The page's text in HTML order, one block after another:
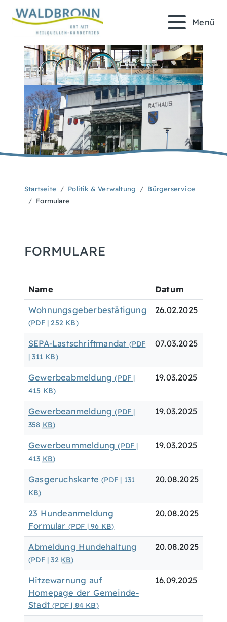
Menü
Startseite Politik & Verwaltung
Bürgerservice
Formulare
FORMULARE
Name Datum
Wohnungsgeberbestätigung
(PDF | 252 KB)
26.02.2025
SEPA-Lastschriftmandat (PDF
| 311 KB)
07.03.2025
Gewerbeabmeldung(PDF |
415 KB)
19.03.2025
Gewerbeanmeldung(PDF |
358 KB)
19.03.2025
Gewerbeummeldung(PDF |
413 KB)
19.03.2025
Gasgeruchskarte(PDF | 131
KB)
20.08.2025
23 Hundeanmeldung
Formular (PDF | 96 KB)
20.08.2025
Abmeldung Hundehaltung
(PDF | 32 KB)
20.08.2025
Hitzewarnung auf
Homepage der Gemeinde-
Stadt(PDF | 84 KB)
16.09.2025